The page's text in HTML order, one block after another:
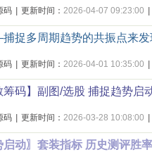
码 更新时间： 2026-04-07 09:23:00
捉多周期趋势的共振点来发
码 更新时间： 2026-04-01 10:35:00
码】副图/选股 捕捉趋势启
码 更新时间： 2026-03-28 10:08:00
动〗套装指标 历史测评胜